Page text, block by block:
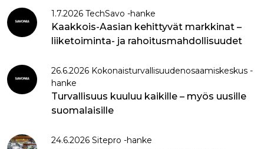
1.7.2026 TechSavo -hanke
Kaakkois-Aasian kehittyvät markkinat –
liiketoiminta- ja rahoitusmahdollisuudet
26.6.2026 Kokonaisturvallisuudenosaamiskeskus -
hanke
Turvallisuus kuuluu kaikille – myös uusille
suomalaisille
24.6.2026 Sitepro -hanke